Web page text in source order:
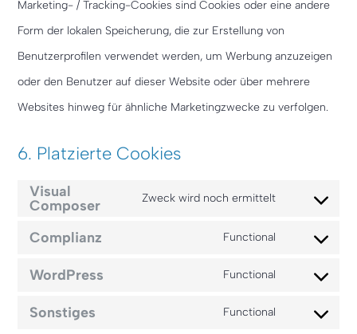
Marketing- / Tracking-Cookies sind Cookies oder eine andere
Form der lokalen Speicherung, die zur Erstellung von
Benutzerprofilen verwendet werden, um Werbung anzuzeigen
oder den Benutzer auf dieser Website oder über mehrere
Websites hinweg für ähnliche Marketingzwecke zu verfolgen.
6. Platzierte Cookies
Visual
Composer
Zweck wird noch ermittelt
composer
Complianz
Functional
WordPress
Functional
Sonstiges
Functional